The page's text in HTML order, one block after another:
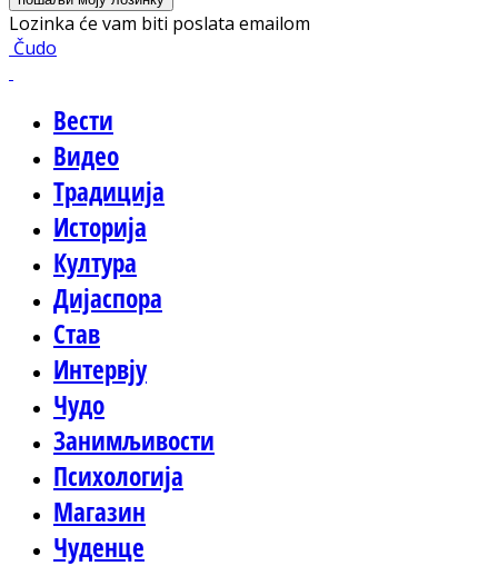
Lozinka će vam biti poslata emailom
Čudo
Вести
Видео
Традиција
Историја
Култура
Дијаспора
Став
Интервју
Чудо
Занимљивости
Психологија
Магазин
Чуденце